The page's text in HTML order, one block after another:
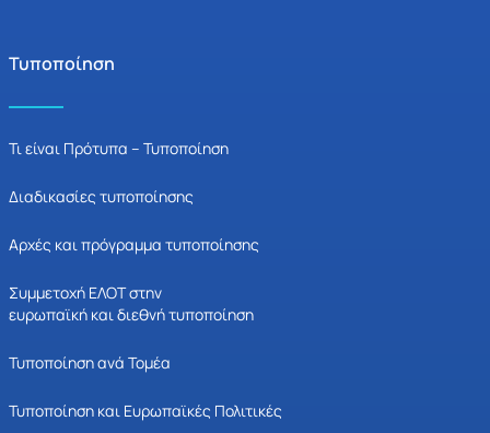
Τυποποίηση
Τι είναι Πρότυπα – Τυποποίηση
Διαδικασίες τυποποίησης
Αρχές και πρόγραμμα τυποποίησης
Συμμετοχή ΕΛΟΤ στην
ευρωπαϊκή και διεθνή τυποποίηση
Τυποποίηση ανά Τομέα
Τυποποίηση και Ευρωπαϊκές Πολιτικές